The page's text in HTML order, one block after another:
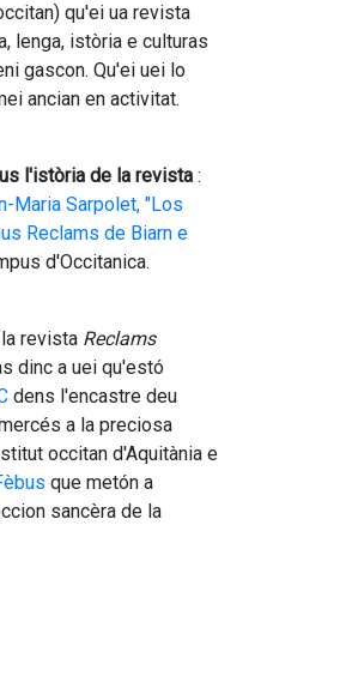
qu'ei ua revista
lenga, istòria e culturas
gascon. Qu'ei uei lo
ancian en activitat.
l'istòria de la revista :
Maria Sarpolet, "Los
Reclams de Biarn e
d'Occitanica.
revista Reclams
dinc a uei qu'estó
dens l'encastre deu
a la preciosa
occitan d'Aquitània e
que metón a
sancèra de la